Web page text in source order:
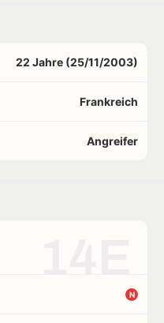
22 Jahre (25/11/2003)
Frankreich
Angreifer
N